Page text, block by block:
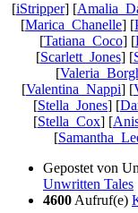
[iStripper] [
[Marica_Chanelle] [
[Tatiana_Coco] [
[Scarlett_Jones] [
[
[Valentina_Nappi] [
[Stella_Jones] [
[Stella_Cox] [
[
Gepostet von
Unwritten Tales
4600 Aufruf(e)